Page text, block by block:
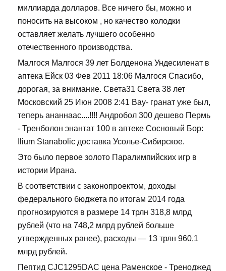
миллиарда долларов. Все ничего бы, можно и
поносить на высоком , но качество колодки
оставляет желать лучшего особенно
отечественного производства.
Малгося Малгося 39 лет Болденона Ундесиленат в
аптека Ейск 03 Фев 2011 18:06 Малгося Спасибо,
дорогая, за внимание. Света31 Света 38 лет
Московский 25 Июн 2008 2:41 Вау- гранат уже был,
теперь ананнаас....!!!! Андробол 300 дешево Пермь
- Тренболон энантат 100 в аптеке Сосновый Бор:
Ilium Stanabolic доставка Усолье-Сибирское.
Это было первое золото Паралимпийских игр в
истории Ирана.
В соответствии с законопроектом, доходы
федерального бюджета по итогам 2014 года
прогнозируются в размере 14 трлн 318,8 млрд
рублей (что на 748,2 млрд рублей больше
утвержденных ранее), расходы — 13 трлн 960,1
млрд рублей.
Пептид CJC1295DAC цена Раменское - Треноджед